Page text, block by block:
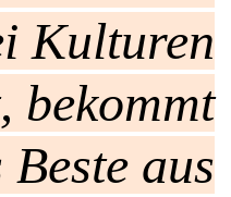
Kulturen
bekommt
aus